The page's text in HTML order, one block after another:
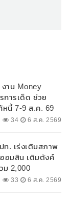
าน Money
การเด็ด ช่วย
หนี้ 7-9 ส.ค. 69
34 6 ส.ค. 2569
. เร่งเติมสภาพ
อมสิน เติมตังค์
ม 2,000
นวงเงินกู้สูงสุด
33 6 ส.ค. 2569